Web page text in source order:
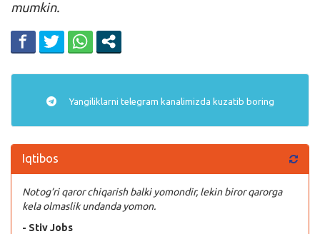
mumkin.
Yangiliklarni telegram kanalimizda kuzatib boring
Iqtibos
Notog’ri qaror chiqarish balki yomondir, lekin biror qarorga
kela olmaslik undanda yomon.
- Stiv Jobs